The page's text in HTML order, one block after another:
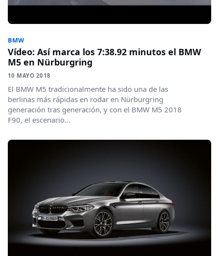
BMW
Vídeo: Así marca los 7:38.92 minutos el BMW
M5 en Nürburgring
10 MAYO 2018
El BMW M5 tradicionalmente ha sido una de las
berlinas más rápidas en rodar en Nürburgring
generación tras generación, y con el BMW M5 2018
F90, el escenario...